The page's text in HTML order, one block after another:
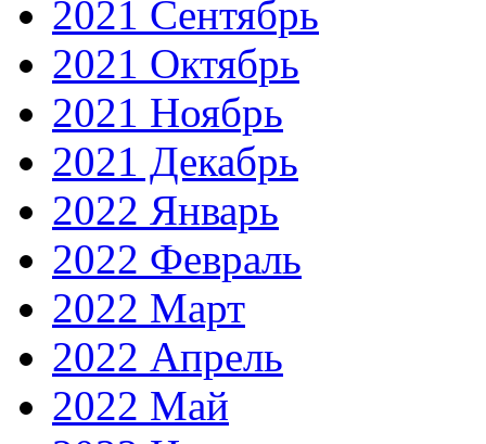
2021 Сентябрь
2021 Октябрь
2021 Ноябрь
2021 Декабрь
2022 Январь
2022 Февраль
2022 Март
2022 Апрель
2022 Май